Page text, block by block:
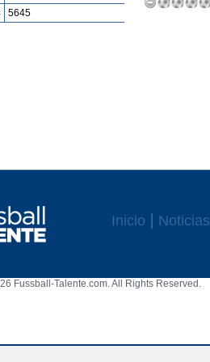
5645
Inicio Noticias
Fussball-Talente.com. All Rights Reserved.